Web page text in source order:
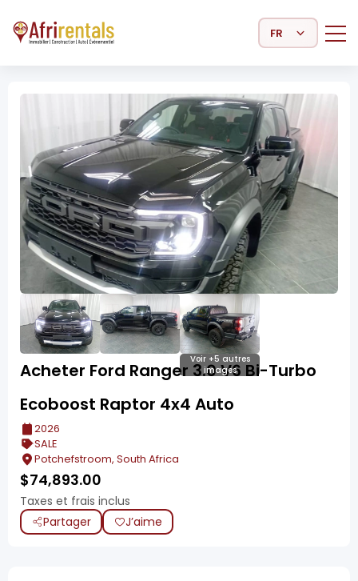
Select Language
Voir +5 autres
images
Acheter Ford Ranger 3.0 V6 Bi-Turbo
Ecoboost Raptor 4x4 Auto
2026
SALE
Potchefstroom, South Africa
$74,893.00
Taxes et frais inclus
Partager
J’aime